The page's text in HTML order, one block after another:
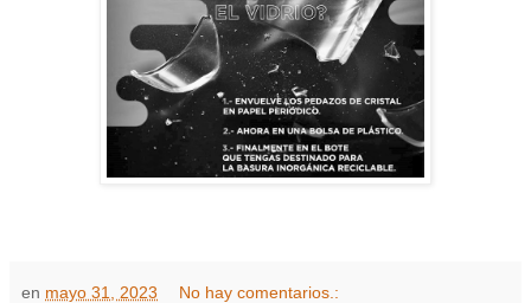
en mayo 31, 2023 No hay comentarios.: